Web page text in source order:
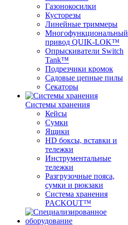
Газонокосилки
Кусторезы
Линейные триммеры
Многофункциональный
привод QUIK-LOK™
Опрыскиватели Switch
Tank™
Подрезчики кромок
Садовые цепные пилы
Секаторы
Системы хранения
Кейсы
Сумки
Ящики
HD боксы, вставки и
тележки
Инструментальные
тележки
Разгрузочные пояса,
сумки и рюкзаки
Система хранения
PACKOUT™